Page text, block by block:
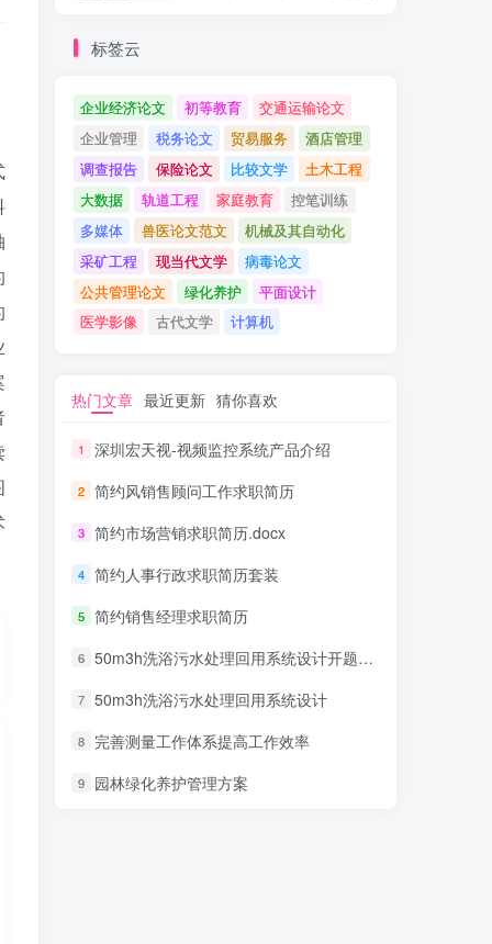
标签云
企业经济论文 初等教育
交通运输论文
企业管理
税务论文 贸易服务
酒店管理
调查报告
保险论文 比较文学
土木工程
大数据
轨道工程 家庭教育
控笔训练
多媒体
兽医论文范文
机械及其自动化
采矿工程
现当代文学
病毒论文
公共管理论文
绿化养护
平面设计
医学影像
古代文学 计算机
热门文章 最近更新 猜你喜欢
1 深圳宏天视-视频监控系统产品介绍
2 简约风销售顾问工作求职简历
3 简约市场营销求职简历.docx
4 简约人事行政求职简历套装
5 简约销售经理求职简历
6 50m3h洗浴污水处理回用系统设计开题报告
7 50m3h洗浴污水处理回用系统设计
8 完善测量工作体系提高工作效率
9 园林绿化养护管理方案